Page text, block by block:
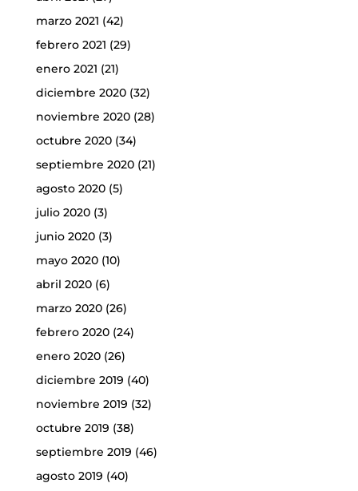
marzo 2021 (42)
febrero 2021 (29)
enero 2021 (21)
diciembre 2020(32)
noviembre 2020(28)
octubre 2020(34)
septiembre 2020(21)
agosto 2020(5)
julio 2020(3)
junio 2020(3)
mayo 2020(10)
abril 2020(6)
marzo 2020(26)
febrero 2020(24)
enero 2020(26)
diciembre 2019 (40)
noviembre 2019 (32)
octubre 2019 (38)
septiembre 2019 (46)
agosto 2019 (40)